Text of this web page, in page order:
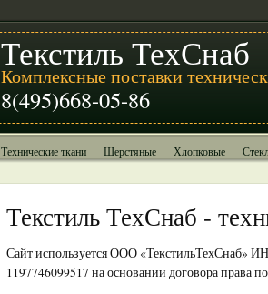
Текстиль ТехСнаб
Комплексные поставки
8(495)668-05-86
Технические ткани Шерстяные Хлопковые
Текстиль ТехСнаб -
Сайт используется ООО «ТекстильТехСнаб»
1197746099517 на основании договора права